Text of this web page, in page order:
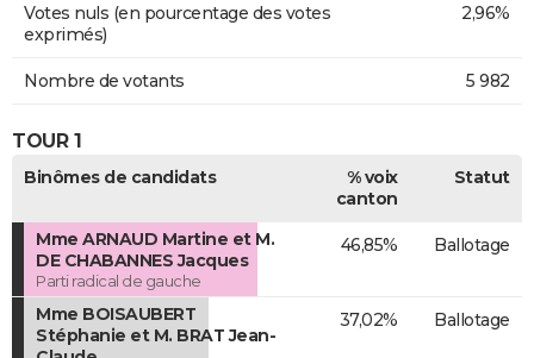
Votes nuls (en pourcentage des votes
exprimés)
2,96%
Nombre de votants 5 982
TOUR 1
Binômes de candidats
% voix
canton
Statut
Mme ARNAUD Martine et M.
DE CHABANNES Jacques
Parti radical de gauche
46,85% Ballotage
Mme BOISAUBERT
Stéphanie et M. BRAT Jean-
37,02% Ballotage